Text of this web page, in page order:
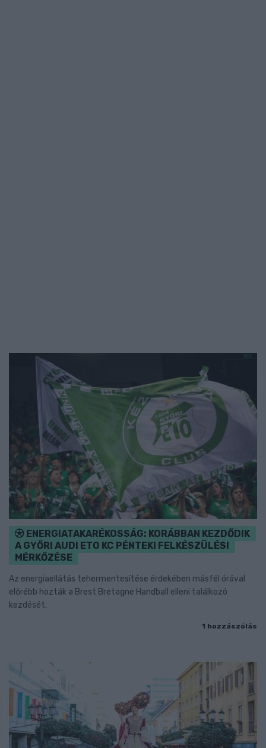
ENERGIATAKARÉKOSSÁG: KORÁBBAN KEZDŐDIK
A GYŐRI AUDI ETO KC PÉNTEKI FELKÉSZÜLÉSI
MÉRKŐZÉSE
Az energiaellátás tehermentesítése érdekében másfél órával
előrébb hozták a Brest Bretagne Handball elleni találkozó
kezdését.
1 hozzászólás